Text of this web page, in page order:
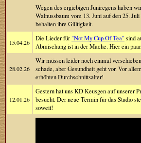
Wegen des ergiebigen Juniregens haben
Walnussbaum vom 13. Juni auf den 25.
behalten ihre Gültigkeit.
15.04.26 Die Lieder für "Not My Cup Of Tea" sind
Abmischung ist in der Mache. Hier ein paar
28.02.26
Wir müssen leider noch einmal
schade, aber Gesundheit geht vor. Vor
erhöhten Durchschnittsalter!
12.01.26
Gestern hat uns KD Keusgen auf unserer
besucht. Der neue Termin für das Studio
soweit!